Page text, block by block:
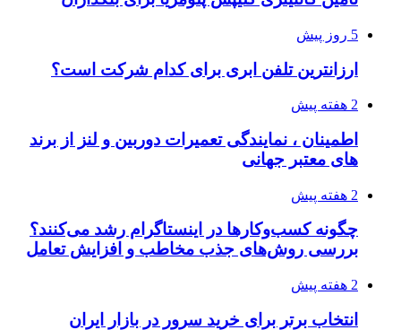
5 روز پیش
ارزانترین تلفن ابری برای کدام شرکت است؟
2 هفته پیش
اطمینان ، نمایندگی تعمیرات دوربین و لنز از برند
های معتبر جهانی
2 هفته پیش
چگونه کسب‌وکارها در اینستاگرام رشد می‌کنند؟
بررسی روش‌های جذب مخاطب و افزایش تعامل
2 هفته پیش
انتخاب برتر برای خرید سرور در بازار ایران